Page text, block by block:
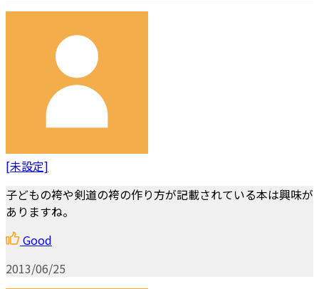
[未設定]
子どもの袴や剣道の袴の作り方が記載されている本は興味が
ありますね。
Good
2013/06/25